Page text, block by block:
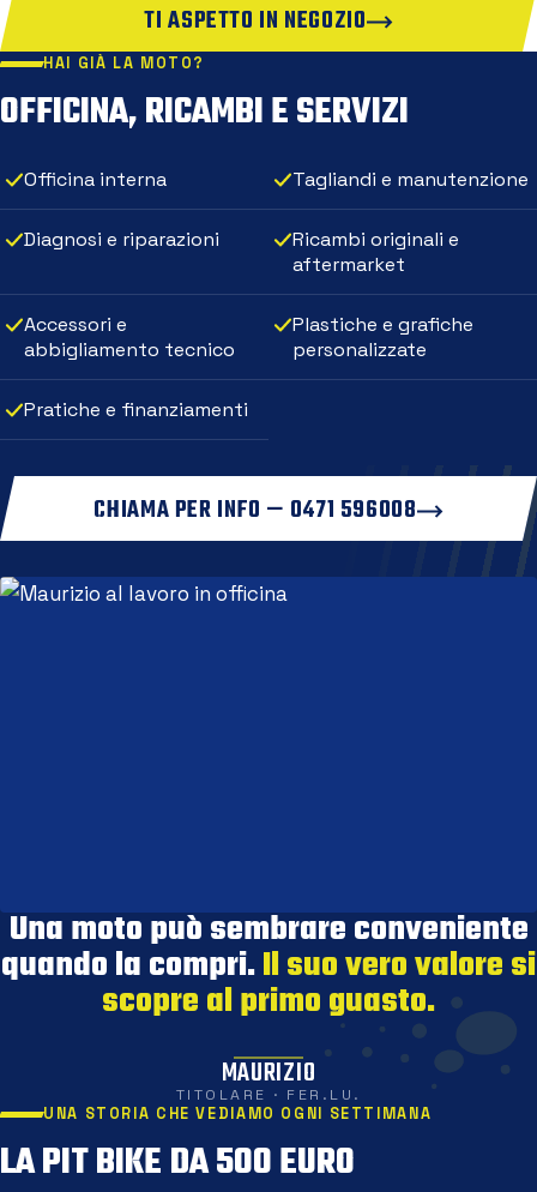
TI ASPETTO IN NEGOZIO
HAI GIÀ LA MOTO?
OFFICINA, RICAMBI E SERVIZI
Officina interna Tagliandi e manutenzione
Diagnosi e riparazioni
Ricambi originali e
aftermarket
Accessori e
abbigliamento tecnico
Plastiche e grafiche
personalizzate
Pratiche e finanziamenti
CHIAMA PER INFO — 0471 596008
Una moto può sembrare conveniente
quando la compri.Il suo vero valore si
scopre al primo guasto.
MAURIZIO
TITOLARE · FER.LU.
UNA STORIA CHE VEDIAMO OGNI SETTIMANA
LA PIT BIKE DA 500 EURO